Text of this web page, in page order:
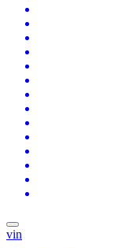
vin